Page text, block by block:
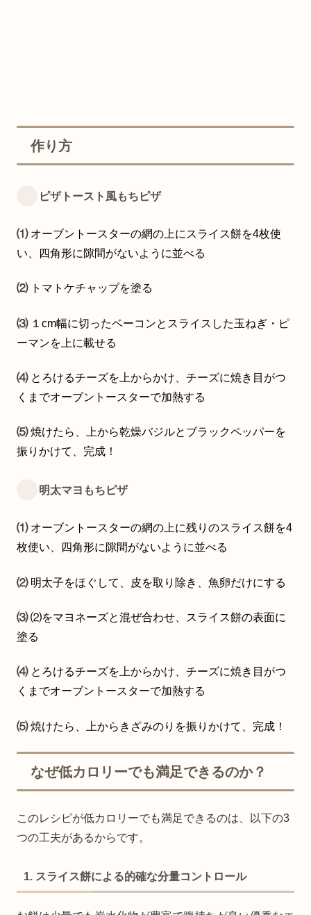
作り方
ピザトースト風もちピザ
⑴オーブントースターの網の上にスライス餅を4枚使
い、四角形に隙間がないように並べる
⑵トマトケチャップを塗る
⑶１cm幅に切ったベーコンとスライスした玉ねぎ・ピ
ーマンを上に載せる
⑷とろけるチーズを上からかけ、チーズに焼き目がつ
くまでオーブントースターで加熱する
⑸焼けたら、上から乾燥バジルとブラックペッパーを
振りかけて、完成！
明太マヨもちピザ
⑴オーブントースターの網の上に残りのスライス餅を4
枚使い、四角形に隙間がないように並べる
⑵明太子をほぐして、皮を取り除き、魚卵だけにする
⑶⑵をマヨネーズと混ぜ合わせ、スライス餅の表面に
塗る
⑷とろけるチーズを上からかけ、チーズに焼き目がつ
くまでオーブントースターで加熱する
⑸焼けたら、上からきざみのりを振りかけて、完成！
なぜ低カロリーでも満足できるのか？
このレシピが低カロリーでも満足できるのは、以下の3
つの工夫があるからです。
1. スライス餅による的確な分量コントロール